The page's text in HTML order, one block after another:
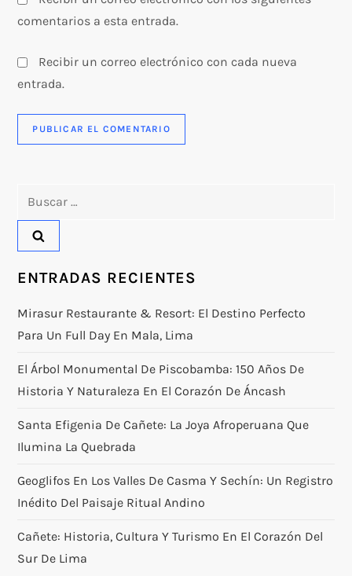
s
comentarios a esta entrada.
Recibir un correo electrónico con cada nueva
entrada.
ENTRADAS RECIENTES
Mirasur Restaurante & Resort: El Destino Perfecto
Para Un Full Day En Mala, Lima
El Árbol Monumental De Piscobamba: 150 Años De
Historia Y Naturaleza En El Corazón De Áncash
Santa Efigenia De Cañete: La Joya Afroperuana Que
Ilumina La Quebrada
Geoglifos En Los Valles De Casma Y Sechín: Un Registro
Inédito Del Paisaje Ritual Andino
Cañete: Historia, Cultura Y Turismo En El Corazón Del
Sur De Lima